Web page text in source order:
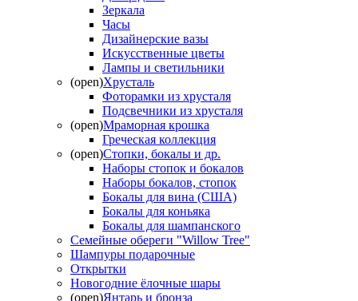
Зеркала
Часы
Дизайнерские вазы
Искусственные цветы
Лампы и светильники
(open)Хрусталь
Фоторамки из хрусталя
Подсвечники из хрусталя
(open)Мраморная крошка
Греческая коллекция
(open)Стопки, бокалы и др.
Наборы стопок и бокалов
Наборы бокалов, стопок
Бокалы для вина (США)
Бокалы для коньяка
Бокалы для шампанского
Семейные обереги "Willow Tree"
Шампуры подарочные
Открытки
Новогодние ёлочные шары
(open)Янтарь и бронза